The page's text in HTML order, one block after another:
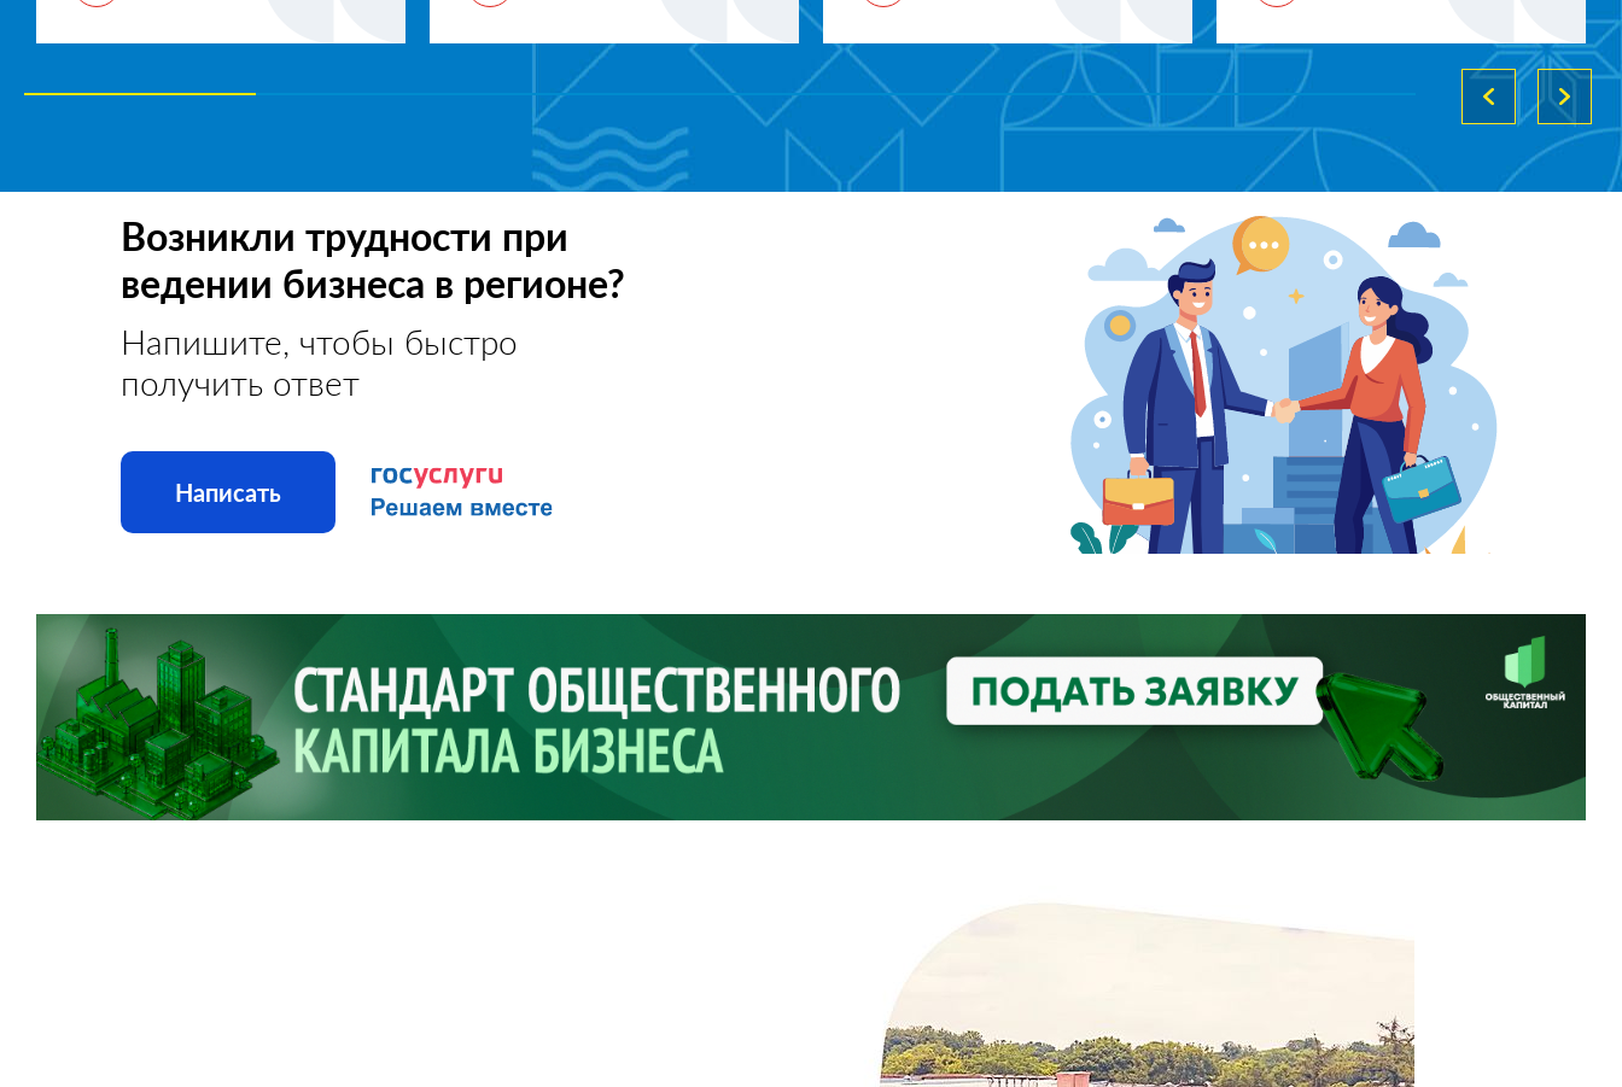
Возникли трудности при
ведении бизнеса в регионе?
Напишите, чтобы быстро
получить ответ
Написать